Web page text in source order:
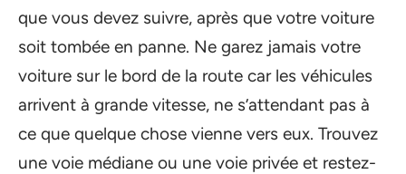
que vous devez suivre, après que votre voiture
soit tombée en panne. Ne garez jamais votre
voiture sur le bord de la route car les véhicules
arrivent à grande vitesse, ne s’attendant pas à
ce que quelque chose vienne vers eux. Trouvez
une voie médiane ou une voie privée et restez-